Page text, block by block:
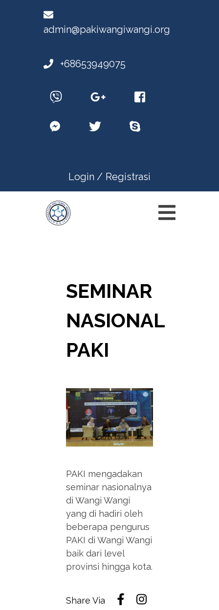
admin@pakiwangiwangi.org
+68653949075
Login / Registrasi
SEMINAR
NASIONAL
PAKI
PAKI mengadakan
seminar nasionalnya
di Wangi Wangi
yang di hadiri oleh
beberapa pengurus
PAKI di Wangi Wangi
baik dari level
provinsi hingga kota.
Share Via